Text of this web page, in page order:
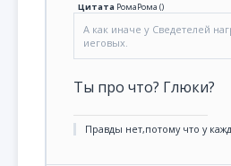
Цитата РомаРома ()
А как иначе у Сведетелей
иеговых.
Ты про что? Глюки?
Правды нет,потому что у